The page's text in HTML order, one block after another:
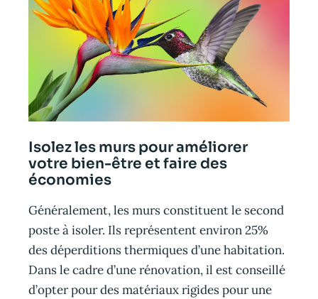
Isolez les murs pour améliorer
votre bien-être et faire des
économies
Généralement, les murs constituent le second
poste à isoler. Ils représentent environ 25%
des déperditions thermiques d’une habitation.
Dans le cadre d’une rénovation, il est conseillé
d’opter pour des matériaux rigides pour une